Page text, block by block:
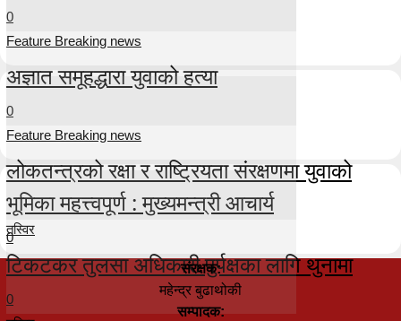
0
Feature Breaking news
अज्ञात समूहद्धारा युवाको हत्या
0
Feature Breaking news
लोकतन्त्रको रक्षा र राष्ट्रियता संरक्षणमा युवाको
भूमिका महत्त्वपूर्ण : मुख्यमन्त्री आचार्य
0
तस्विर
टिकटकर तुलसा अधिकारी पुर्पक्षका लागि थुनामा
0
संरक्षक:
महेन्द्र बुढाथोकी
सम्पादक: